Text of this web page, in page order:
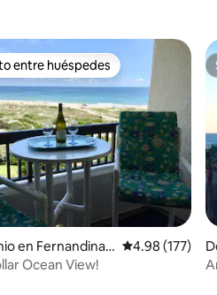
en Favorito entre huéspedes
entre huéspedes
en Fernandina
Calificación
4.98 (177)
Ocean View!